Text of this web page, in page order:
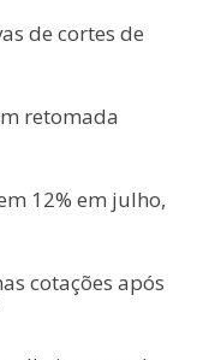
de cortes de
retomada
12% em julho,
cotações após